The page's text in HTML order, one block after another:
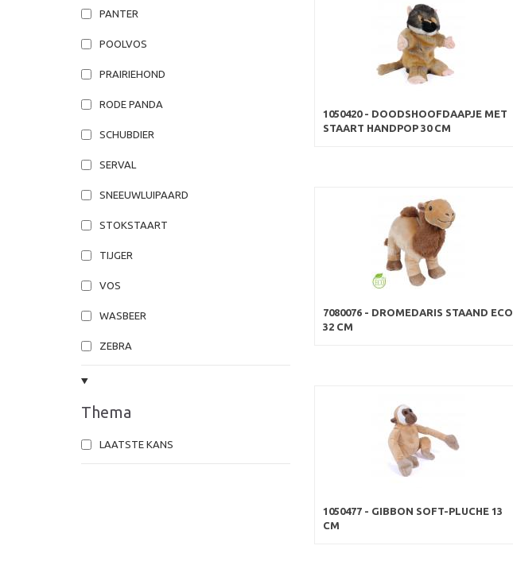
PANTER
POOLVOS
PRAIRIEHOND
RODE PANDA
SCHUBDIER
SERVAL
SNEEUWLUIPAARD
STOKSTAART
TIJGER
VOS
WASBEER
ZEBRA
Thema
LAATSTE KANS
1050420 - DOODSHOOFDAAPJE MET
STAART HANDPOP 30 CM
7080076 - DROMEDARIS STAAND ECO
32 CM
1050477 - GIBBON SOFT-PLUCHE 13
CM